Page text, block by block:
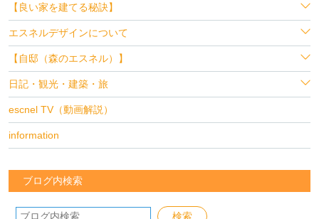
【良い家を建てる秘訣】
エスネルデザインについて
【自邸（森のエスネル）】
日記・観光・建築・旅
escnel TV（動画解説）
information
ブログ内検索